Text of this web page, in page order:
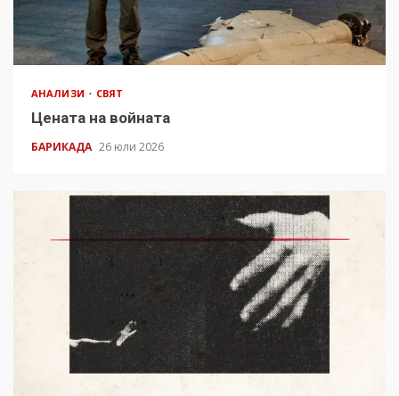
АНАЛИЗИ СВЯТ
Цената на войната
БАРИКАДА 26 юли 2026